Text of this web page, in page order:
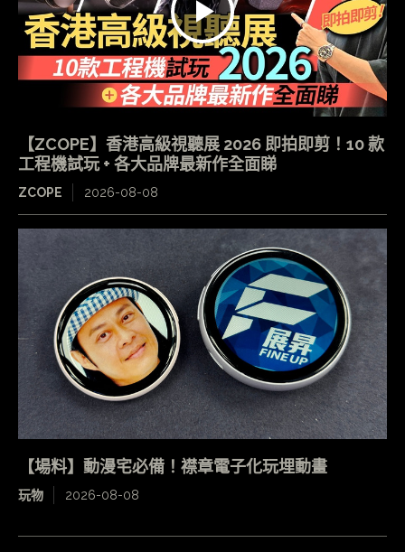
【ZCOPE】香港高級視聽展 2026 即拍即剪！10 款
工程機試玩 + 各大品牌最新作全面睇
ZCOPE 2026-08-08
【場料】動漫宅必備！襟章電子化玩埋動畫
玩物 2026-08-08